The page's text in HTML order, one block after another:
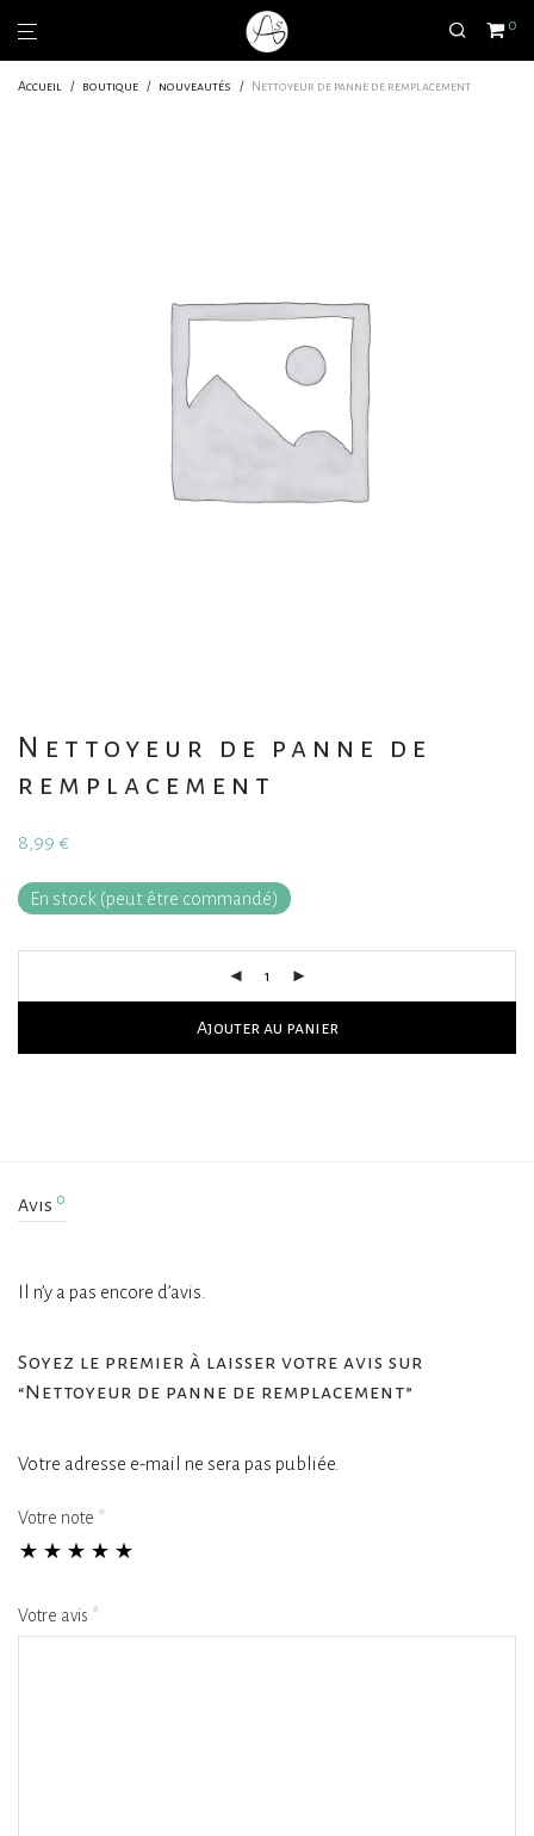
0
Accueil / boutique / nouveautés / Nettoyeur de panne de remplacement
Nettoyeur de panne de
remplacement
8,99 €
En stock (peut être commandé)
Ajouter au panier
Avis 0
Il n’y a pas encore d’avis.
Soyez le premier à laisser votre avis sur
“Nettoyeur de panne de remplacement”
Votre adresse e-mail ne sera pas publiée.
Votre note *
Votre avis *